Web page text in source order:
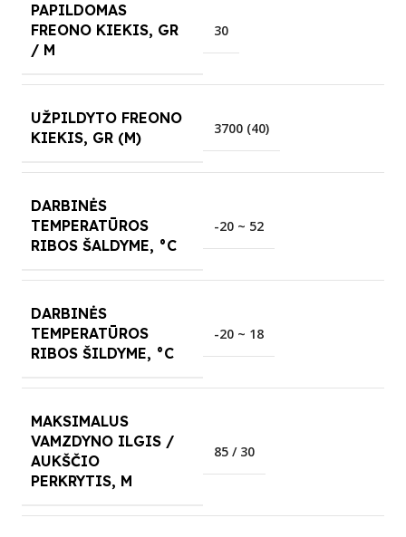
PAPILDOMAS
FREONO KIEKIS, GR
/ M
30
UŽPILDYTO FREONO
KIEKIS, GR (M)
3700 (40)
DARBINĖS
TEMPERATŪROS
RIBOS ŠALDYME, °C
-20 ~ 52
DARBINĖS
TEMPERATŪROS
RIBOS ŠILDYME, °C
-20 ~ 18
MAKSIMALUS
VAMZDYNO ILGIS /
AUKŠČIO
PERKRYTIS, M
85 / 30